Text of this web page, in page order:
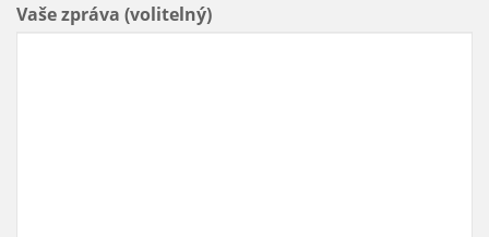
Vaše zpráva (volitelný)